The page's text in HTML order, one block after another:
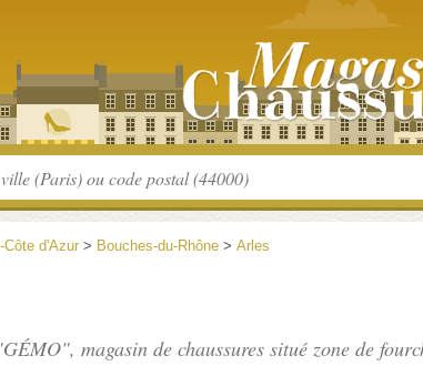
Côte d'Azur > Bouches-du-Rhône > Arles
magasin de chaussures situé zone de